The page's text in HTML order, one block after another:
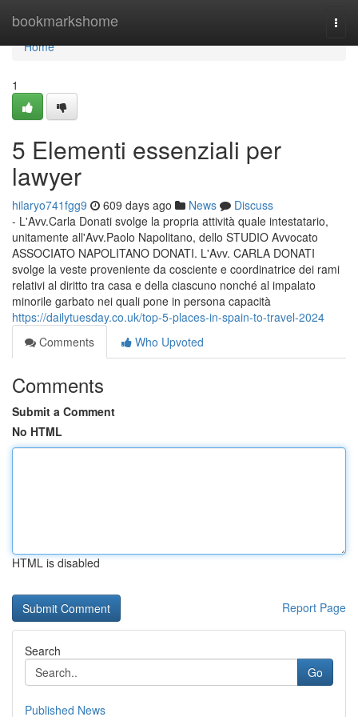
bookmarkshome
Home
Home
1
5 Elementi essenziali per
lawyer
hilaryo741fgg9 609 days ago News
Discuss
- L'Avv.Carla Donati svolge la propria attività quale intestatario,
unitamente all'Avv.Paolo Napolitano, dello STUDIO Avvocato
ASSOCIATO NAPOLITANO DONATI. L'Avv. CARLA DONATI
svolge la veste proveniente da cosciente e coordinatrice dei rami
relativi al diritto tra casa e della ciascuno nonché al impalato
minorile garbato nei quali pone in persona capacità
https://dailytuesday.co.uk/top-5-places-in-spain-to-travel-2024
Comments
Who Upvoted
Comments
Submit a Comment
No HTML
HTML is disabled
Report Page
Search
Go
Published News